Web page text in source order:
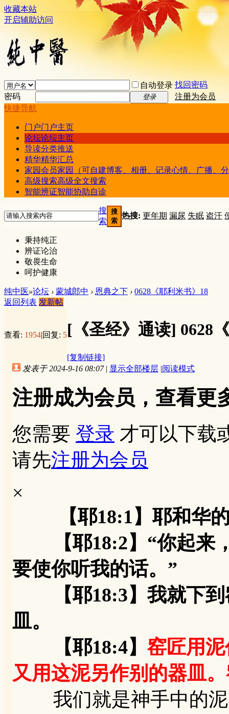
收藏本站
开启辅助访问
自动登录 找回密码
密码
登录
注册为会员
快捷导航
门户门户主页
论坛论坛主页
导读分类推送
精华精华汇总
家园会员家园（可自建博客、相册、记录心情、广播、
高级搜索高级全文搜索
智能辨证智能协助自诊
搜
索
搜
索
热搜: 更年期 漏尿 失眠 盗汗
秉持纯正
辨证论治
敬畏生命
呵护健康
纯中医»论坛 › 蒙城郎中 › 恩典之下 › 0628《耶利米书》18
返回列表 发新帖
查看: 1954|回复: 5[《圣经》通读] 0628
[复制链接]
发表于 2024-9-16 08:07 | 显示全部楼层 |阅读模式
注册成为会员，查看更
您需要 登录 才可以下载
请先注册为会员
×
【耶18:1】耶和华
【耶18:2】“你起来，
要使你听我的话。”
【耶18:3】我就下到
皿。
【耶18:4】 窑匠用
又用这泥另作别的器皿
我们就是神手中的泥